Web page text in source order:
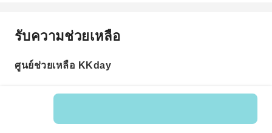
รับความช่วยเหลือ
ศูนย์ช่วยเหลือ KKday
รหัสสินค้า: 597788